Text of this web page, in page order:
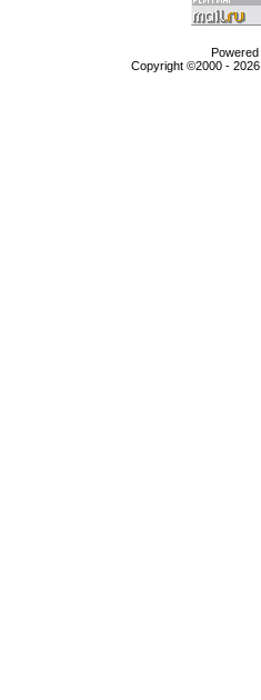
Copyright ©2000 -